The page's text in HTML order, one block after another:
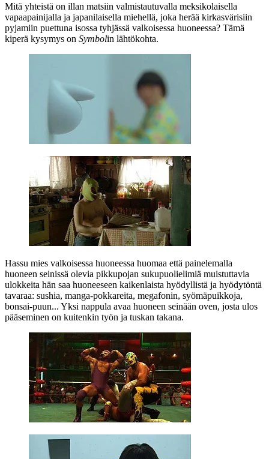
Mitä yhteistä on illan matsiin valmistautuvalla meksikolaisella
vapaapainijalla ja japanilaisella miehellä, joka herää kirkasvärisiin
pyjamiin puettuna isossa tyhjässä valkoisessa huoneessa? Tämä
kiperä kysymys on Symbolin lähtökohta.
Hassu mies valkoisessa huoneessa huomaa että painelemalla
huoneen seinissä olevia pikkupojan sukupuolielimiä muistuttavia
ulokkeita hän saa huoneeseen kaikenlaista hyödyllistä ja hyödytöntä
tavaraa: sushia, manga-pokkareita, megafonin, syömäpuikkoja,
bonsai-puun... Yksi nappula avaa huoneen seinään oven, josta ulos
pääseminen on kuitenkin työn ja tuskan takana.